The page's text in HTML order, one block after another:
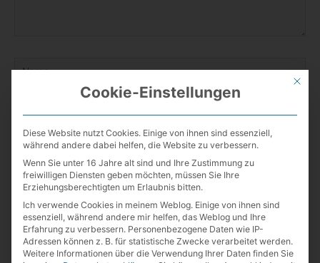
Name
E-
Mail-
Website
Name, E-Mail-Adresse und Website in diesem Browser für
meinen nächsten Kommentar speichern.
Mit
Cookie-Einstellungen
Diese Website nutzt Cookies. Einige von ihnen sind essenziell,
während andere dabei helfen, die Website zu verbessern.
Wenn Sie unter 16 Jahre alt sind und Ihre Zustimmung zu
freiwilligen Diensten geben möchten, müssen Sie Ihre
Erziehungsberechtigten um Erlaubnis bitten.
Ich verwende Cookies in meinem Weblog. Einige von ihnen sind
essenziell, während andere mir helfen, das Weblog und Ihre
Erfahrung zu verbessern. Personenbezogene Daten wie IP-
Adressen können z. B. für statistische Zwecke verarbeitet werden.
Weitere Informationen über die Verwendung Ihrer Daten finden Sie